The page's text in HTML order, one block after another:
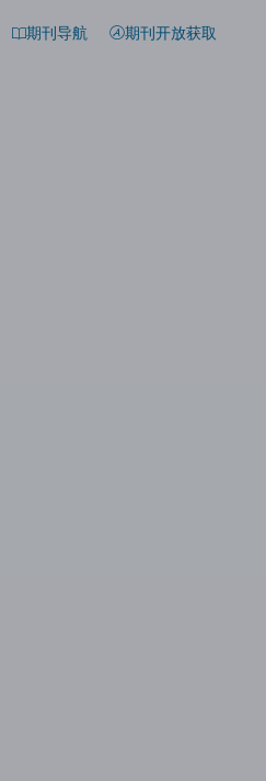
期刊导航 期刊开放获取